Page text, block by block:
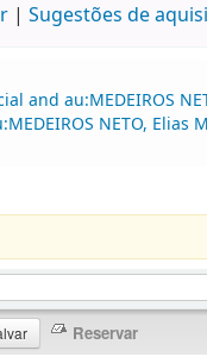
Sugestões de
and au:MEDEIROS
NETO, Elias